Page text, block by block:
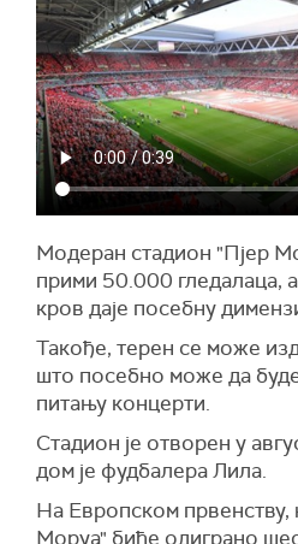
Модеран стадион "Пјер
прими 50.000 гледалаца,
кров даје посебну
Такође, терен се може
што посебно може да
питању концерти.
Стадион је отворен у
дом је фудбалера Лила.
На Европском првенству,
Моруа" биће одиграно